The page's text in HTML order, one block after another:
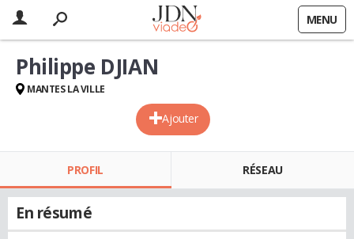
MENU
Ajouter
Philippe DJIAN
MANTES LA VILLE
PROFIL RÉSEAU
En résumé